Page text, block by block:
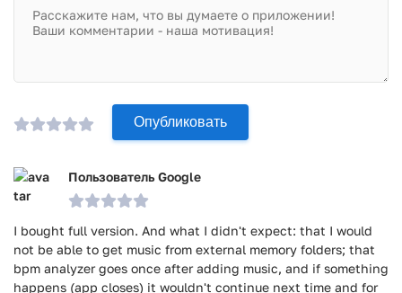
Опубликовать
Пользователь Google
I bought full version. And what I didn't expect: that I would
not be able to get music from external memory folders; that
bpm analyzer goes once after adding music, and if something
happens (app closes) it wouldn't continue next time and for